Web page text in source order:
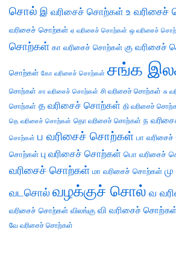
சொல் இ வரிசைச் சொற்கள் உ
வரிசைச் சொற்கள் ஏ வரிசைச் சொற்கள் ஒ வரிசைச்
சொற்கள் கா வரிசைச் சொற்கள் கு வரிசைச்
சொற்கள் கோ வரிசைச் சொற்கள் சங்க
சொற்கள் சா வரிசைச் சொற்கள் சி வரிசைச் சொற்கள் சு
சொற்கள் த வரிசைச் சொற்கள் தி வரிசைச்
தெ வரிசைச் சொற்கள் தொ வரிசைச் சொற்கள் ந
சொற்கள் ப வரிசைச் சொற்கள் பா
சொற்கள் பு வரிசைச் சொற்கள் பொ வரிசைச்
வரிசைச் சொற்கள் மா வரிசைச் சொற்கள்
வடசொல் வழக்குச் சொல் வ
வரிசைச் சொற்கள் விலங்கு வி வரிசைச்
வே வரிசைச் சொற்கள்